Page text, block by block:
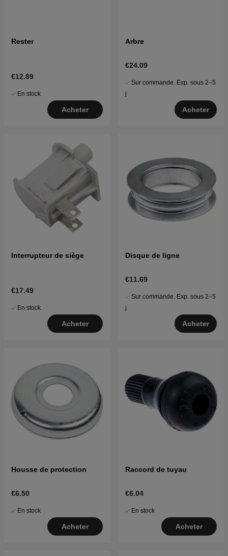
Rester
€12.89
En stock
Acheter
Arbre
€24.09
Sur commande. Exp. sous 2–5
j
Acheter
Interrupteur de siège
€17.49
En stock
Acheter
Disque de ligne
€11.69
Sur commande. Exp. sous 2–5
j
Acheter
Housse de protection
€6.50
En stock
Acheter
Raccord de tuyau
€6.04
En stock
Acheter